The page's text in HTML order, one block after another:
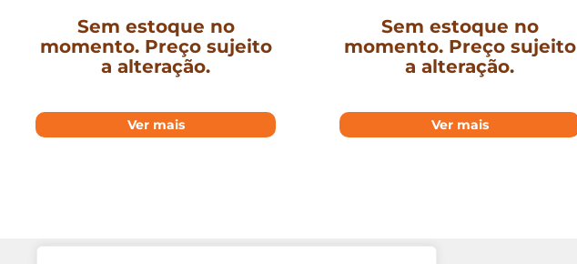
Sem estoque no
momento. Preço sujeito
a alteração.
Ver mais
Sem estoque no
momento. Preço sujeito
a alteração.
Ver mais